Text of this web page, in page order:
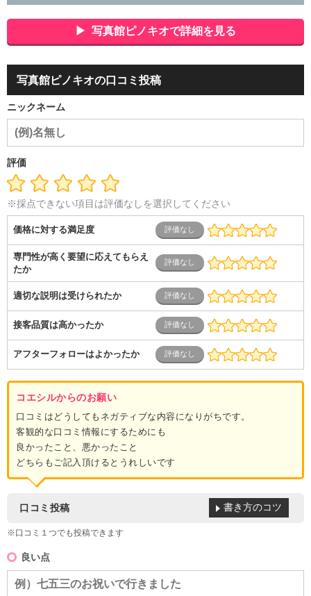
広告・マスコミ
接客・小売・流通・外食・食
品
アミューズメント・エンターテイメント・ゲーム関連
美
ダル・葬祭
メディア職
クリエイティブ・デザイン・映像・
音響
芸能・イベント・コンパニオン
ム開発・SE・インフラ）
導体・制御）
警備・交通・建築・土木技術職
医療・福祉・
介護
その他
ス
士業・コンサルティング 金融・商社
不動産・保険・サ
ービス
専業主婦（夫）
営業
写真館ピノキオで詳細を見る
写真館ピノキオの口コミ投稿
ニックネーム
評価
※採点できない項目は評価なしを選択してください
価格に対する満足度
専門性が高く要望に応えてもらえ
たか
適切な説明は受けられたか
接客品質は高かったか
アフターフォローはよかったか
コエシルからのお願い
口コミはどうしてもネガティブな内容になりがちです。
客観的な口コミ情報にするためにも
良かったこと、悪かったこと
どちらもご記入頂けるとうれしいです
口コミ投稿
※口コミ１つでも投稿できます
書き方のコツ
良い点